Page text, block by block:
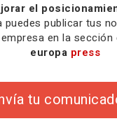
el
puedes publicar tus
en la sección
europa press
tu